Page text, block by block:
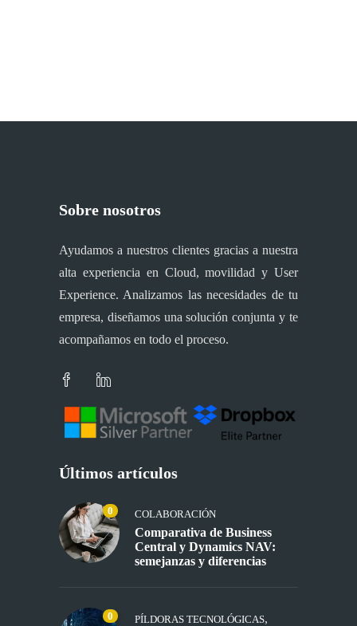
Sobre nosotros
Ayudamos a nuestros clientes gracias a nuestra
alta experiencia en Cloud, movilidad y User
Experience. Analizamos las necesidades de tu
empresa, diseñamos una solución conjunta y te
acompañamos en todo el proceso.
Últimos artículos
0 COLABORACIÓN
Comparativa de Business
Central y Dynamics NAV:
semejanzas y diferencias
0 PÍLDORAS TECNOLÓGICAS,